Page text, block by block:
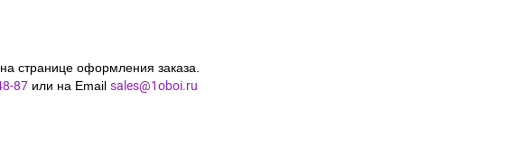
странице оформления заказа.
87 или на Email sales@1oboi.ru